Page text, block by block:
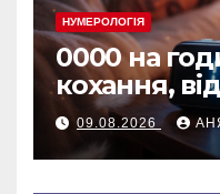
НУМЕРОЛОГІЯ
0000 на
кохання,
дням
09.08.2026